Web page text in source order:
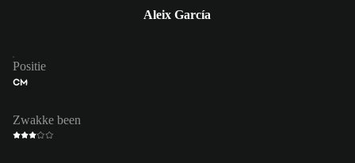
Aleix García
Positie
CM
Zwakke been